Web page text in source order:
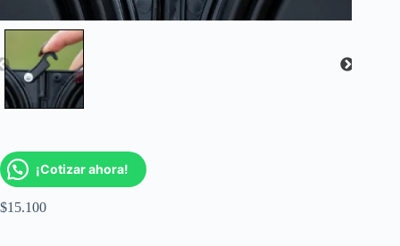
¡Cotizar ahora!
$15.100